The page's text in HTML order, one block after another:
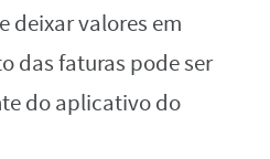
deixar valores em
das faturas pode ser
do aplicativo do